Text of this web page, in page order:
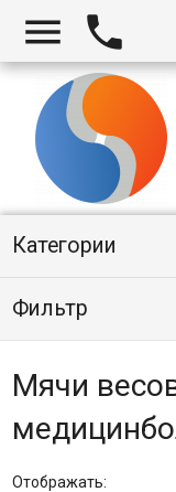
 
Категории
Фильтр
Мячи
Отображать: